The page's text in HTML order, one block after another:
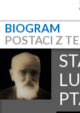
BIOGRAM
POSTACI Z